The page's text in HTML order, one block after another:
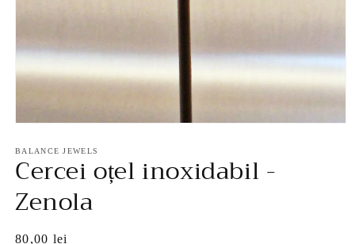
media
1
într-
fereastră
modală
BALANCE JEWELS
Cercei oțel inoxidabil -
Zenola
Preț
80,00 lei